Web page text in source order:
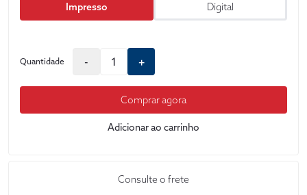
Impresso
Digital
Quantidade - +
Comprar agora
Adicionar ao carrinho
Consulte o frete